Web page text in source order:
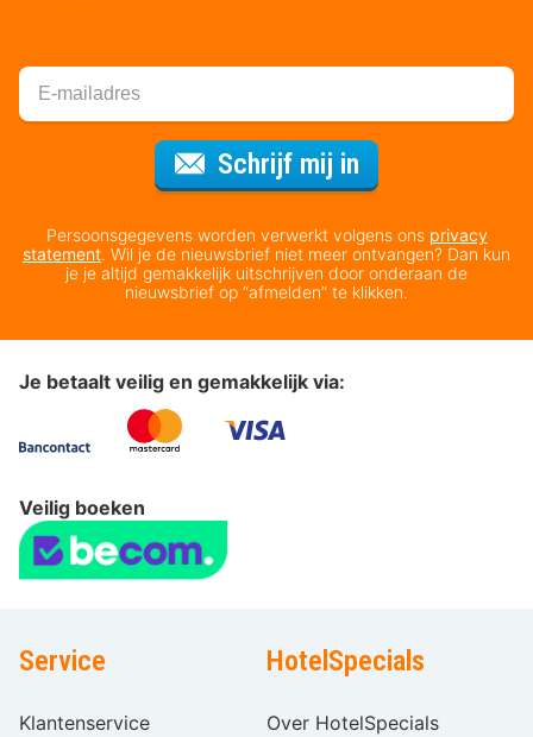
Schrijf mij in
Persoonsgegevens worden verwerkt volgens ons privacy
statement. Wil je de nieuwsbrief niet meer ontvangen? Dan kun
je je altijd gemakkelijk uitschrijven door onderaan de
nieuwsbrief op “afmelden” te klikken.
Je betaalt veilig en gemakkelijk via:
Veilig boeken
Service
Klantenservice
HotelSpecials
Over HotelSpecials